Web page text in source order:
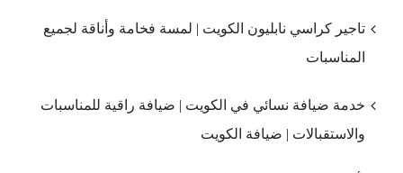
تاجير كراسي نابليون الكويت | لمسة فخامة وأناقة لجميع
المناسبات
خدمة ضيافة نسائي في الكويت | ضيافة راقية للمناسبات
والاستقبالات | ضيافة الكويت